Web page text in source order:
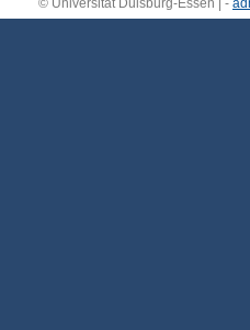
© Universität Duisburg-Essen | -